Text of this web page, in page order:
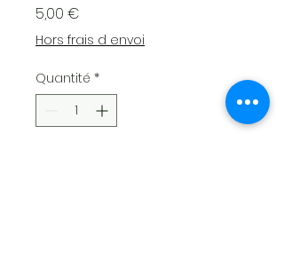
5,00 €
Hors frais d envoi
Quantité *